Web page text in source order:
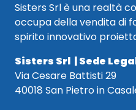
Sisters Srl è una realtà
occupa della vendita di
spirito innovativo
Sisters Srl | Sede
Via Cesare Battisti 29
40018 San Pietro in